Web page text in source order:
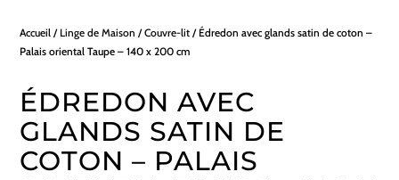
Accueil / Linge de Maison /Couvre-lit / Édredon avec glands satin de coton –
Palais oriental Taupe – 140 x 200 cm
ÉDREDON AVEC
GLANDS SATIN DE
COTON – PALAIS